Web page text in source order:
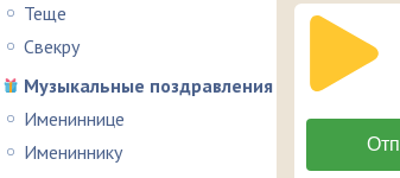
Теще
Свекру
Музыкальные поздравления
Имениннице
Имениннику